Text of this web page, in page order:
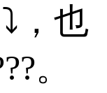
，也
。